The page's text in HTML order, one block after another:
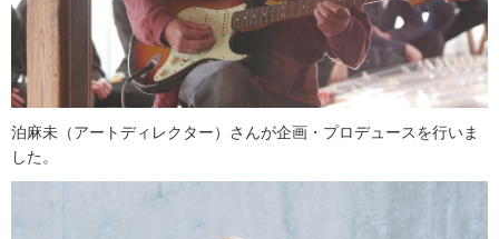
泊麻未（アートディレクター）さんが企画・プロデュースを行いま
した。